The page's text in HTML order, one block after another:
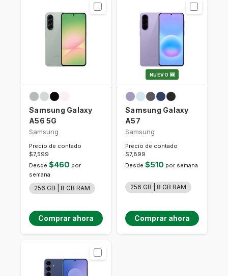
Samsung Galaxy
A56 5G
Samsung
Precio de contado
$7,599
Desde $460 por
semana
256 GB | 8 GB RAM
Comprar ahora
NUEVO 🆕
Samsung Galaxy
A57
Samsung
Precio de contado
$7,899
Desde $510 por semana
256 GB | 8 GB RAM
Comprar ahora